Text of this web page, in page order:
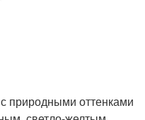
природными оттенками